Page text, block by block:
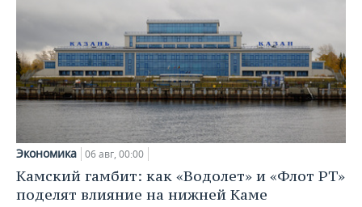
Экономика 06 авг, 00:00
Камский гамбит: как «Водолет» и «Флот РТ»
поделят влияние на нижней Каме